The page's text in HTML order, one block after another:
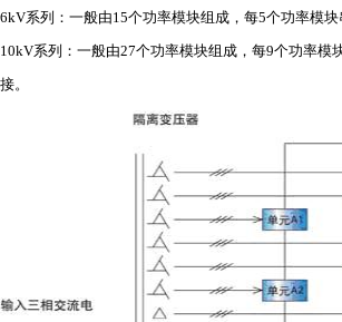
6kV系列：一般由15个功率模块组成，每5个功率模块
10kV系列：一般由27个功率模块组成，每9个功率模
接。